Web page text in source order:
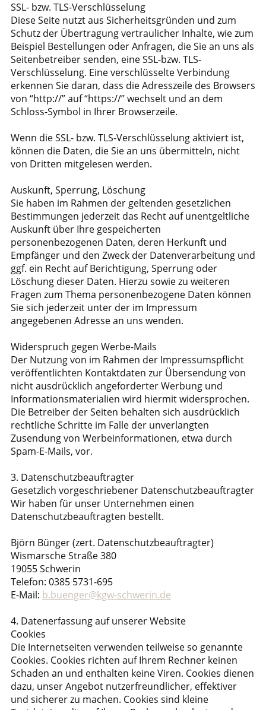
SSL- bzw. TLS-Verschlüsselung
Diese Seite nutzt aus Sicherheitsgründen und zum
Schutz der Übertragung vertraulicher Inhalte, wie zum
Beispiel Bestellungen oder Anfragen, die Sie an uns als
Seitenbetreiber senden, eine SSL-bzw. TLS-
Verschlüsselung. Eine verschlüsselte Verbindung
erkennen Sie daran, dass die Adresszeile des Browsers
von “http://” auf “https://” wechselt und an dem
Schloss-Symbol in Ihrer Browserzeile.
Wenn die SSL- bzw. TLS-Verschlüsselung aktiviert ist,
können die Daten, die Sie an uns übermitteln, nicht
von Dritten mitgelesen werden.
Auskunft, Sperrung, Löschung
Sie haben im Rahmen der geltenden gesetzlichen
Bestimmungen jederzeit das Recht auf unentgeltliche
Auskunft über Ihre gespeicherten
personenbezogenen Daten, deren Herkunft und
Empfänger und den Zweck der Datenverarbeitung und
ggf. ein Recht auf Berichtigung, Sperrung oder
Löschung dieser Daten. Hierzu sowie zu weiteren
Fragen zum Thema personenbezogene Daten können
Sie sich jederzeit unter der im Impressum
angegebenen Adresse an uns wenden.
Widerspruch gegen Werbe-Mails
Der Nutzung von im Rahmen der Impressumspflicht
veröffentlichten Kontaktdaten zur Übersendung von
nicht ausdrücklich angeforderter Werbung und
Informationsmaterialien wird hiermit widersprochen.
Die Betreiber der Seiten behalten sich ausdrücklich
rechtliche Schritte im Falle der unverlangten
Zusendung von Werbeinformationen, etwa durch
Spam-E-Mails, vor.
3. Datenschutzbeauftragter
Gesetzlich vorgeschriebener Datenschutzbeauftragter
Wir haben für unser Unternehmen einen
Datenschutzbeauftragten bestellt.
Björn Bünger (zert. Datenschutzbeauftragter)
Wismarsche Straße 380
19055 Schwerin
Telefon: 0385 5731-695
E-Mail: b.buenger@kgw-schwerin.de
4. Datenerfassung auf unserer Website
Cookies
Die Internetseiten verwenden teilweise so genannte
Cookies. Cookies richten auf Ihrem Rechner keinen
Schaden an und enthalten keine Viren. Cookies dienen
dazu, unser Angebot nutzerfreundlicher, effektiver
und sicherer zu machen. Cookies sind kleine